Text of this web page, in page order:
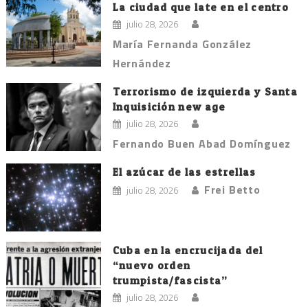
La ciudad que late en el centro
julio 28, 2026
María Fernanda González
Hernández
Terrorismo de izquierda y Santa
Inquisición new age
julio 28, 2026
Fernando Buen Abad Domínguez
El azúcar de las estrellas
julio 28, 2026 Frei Betto
Cuba en la encrucijada del
“nuevo orden
trumpista/fascista”
julio 28, 2026